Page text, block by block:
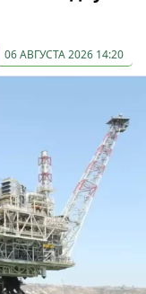
06 АВГУСТА 2026 14:20